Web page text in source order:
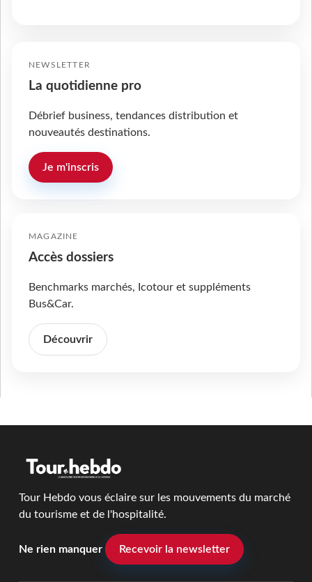
NEWSLETTER
La quotidienne pro
Débrief business, tendances distribution et
nouveautés destinations.
Je m'inscris
MAGAZINE
Accès dossiers
Benchmarks marchés, Icotour et suppléments
Bus&Car.
Découvrir
Tour Hebdo vous éclaire sur les mouvements du marché
du tourisme et de l'hospitalité.
Ne rien manquer Recevoir la newsletter